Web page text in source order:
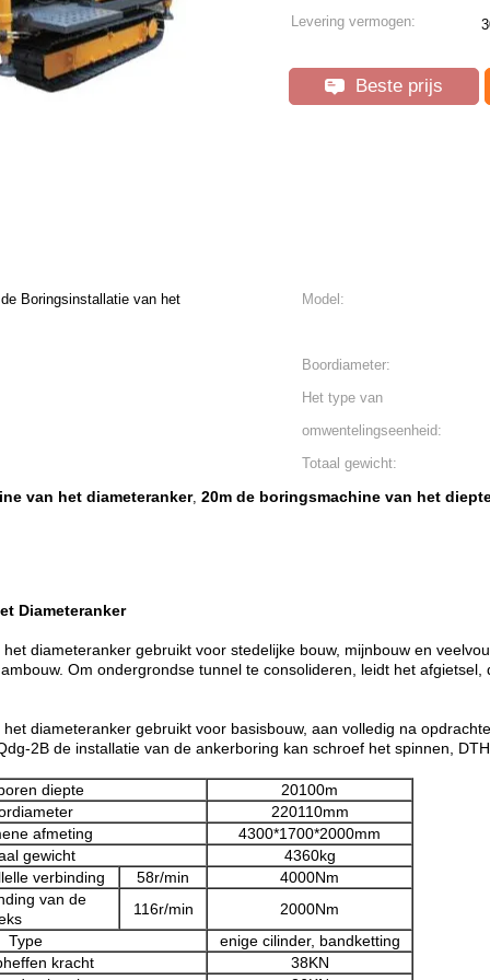
Levering vermogen:
Beste prijs
Boringsinstallatie van het Model:
Boordiameter:
Het type van
omwentelingseenheid:
Totaal gewicht:
van het diameteranker, 20m de boringsmachine van het
Diameteranker
diameteranker gebruikt voor stedelijke bouw, mijnbouw en
Om ondergrondse tunnel te consolideren, leidt het
diameteranker gebruikt voor basisbouw, aan volledig na
2B de installatie van de ankerboring kan schroef het spinnen,
diepte
20100m
220110mm
afmeting
4300*1700*2000mm
gewicht
4360kg
verbinding
58r/min
4000Nm
van de
116r/min
2000Nm
Type
enige cilinder, bandketting
kracht
38KN